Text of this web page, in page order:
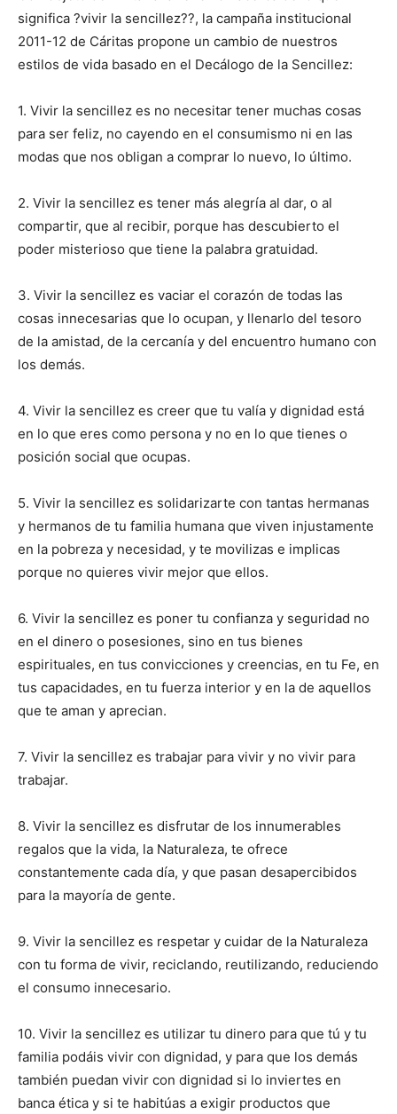
significa ?vivir la sencillez??, la campaña institucional
2011-12 de Cáritas propone un cambio de nuestros
estilos de vida basado en el Decálogo de la Sencillez:
1. Vivir la sencillez es no necesitar tener muchas cosas
para ser feliz, no cayendo en el consumismo ni en las
modas que nos obligan a comprar lo nuevo, lo último.
2. Vivir la sencillez es tener más alegría al dar, o al
compartir, que al recibir, porque has descubierto el
poder misterioso que tiene la palabra gratuidad.
3. Vivir la sencillez es vaciar el corazón de todas las
cosas innecesarias que lo ocupan, y llenarlo del tesoro
de la amistad, de la cercanía y del encuentro humano con
los demás.
4. Vivir la sencillez es creer que tu valía y dignidad está
en lo que eres como persona y no en lo que tienes o
posición social que ocupas.
5. Vivir la sencillez es solidarizarte con tantas hermanas
y hermanos de tu familia humana que viven injustamente
en la pobreza y necesidad, y te movilizas e implicas
porque no quieres vivir mejor que ellos.
6. Vivir la sencillez es poner tu confianza y seguridad no
en el dinero o posesiones, sino en tus bienes
espirituales, en tus convicciones y creencias, en tu Fe, en
tus capacidades, en tu fuerza interior y en la de aquellos
que te aman y aprecian.
7. Vivir la sencillez es trabajar para vivir y no vivir para
trabajar.
8. Vivir la sencillez es disfrutar de los innumerables
regalos que la vida, la Naturaleza, te ofrece
constantemente cada día, y que pasan desapercibidos
para la mayoría de gente.
9. Vivir la sencillez es respetar y cuidar de la Naturaleza
con tu forma de vivir, reciclando, reutilizando, reduciendo
el consumo innecesario.
10. Vivir la sencillez es utilizar tu dinero para que tú y tu
familia podáis vivir con dignidad, y para que los demás
también puedan vivir con dignidad si lo inviertes en
banca ética y si te habitúas a exigir productos que